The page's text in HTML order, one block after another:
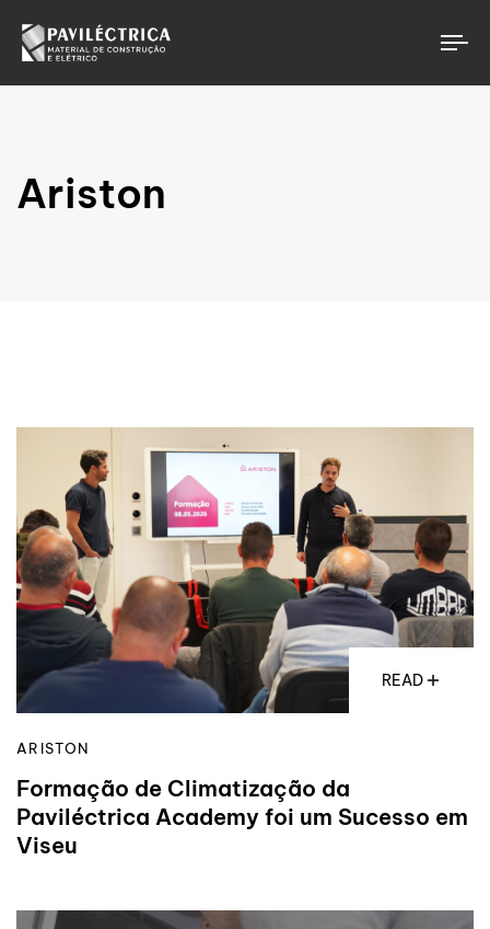
Ariston
READ
ARISTON
Formação de Climatização da
Paviléctrica Academy foi um Sucesso em
Viseu